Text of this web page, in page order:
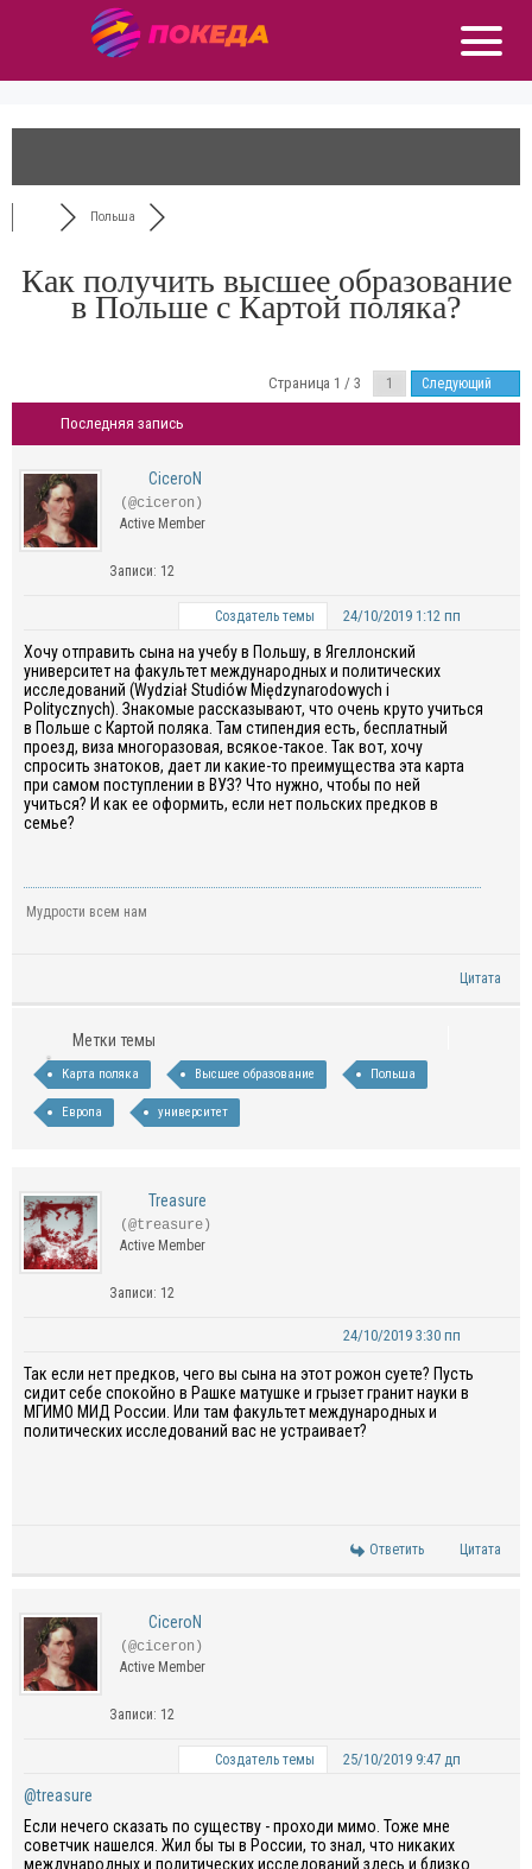
Польша
Как получить высшее образование
в Польше с Картой поляка?
Страница 1 / 3 Следующий
Последняя запись
CiceroN
(@ciceron)
Active Member
Записи: 12
Создатель темы 24/10/2019 1:12 пп
Хочу отправить сына на учебу в Польшу, в Ягеллонский
университет на факультет международных и политических
исследований (Wydział Studiów Międzynarodowych i
Politycznych). Знакомые рассказывают, что очень круто учиться
в Польше с Картой поляка. Там стипендия есть, бесплатный
проезд, виза многоразовая, всякое-такое. Так вот, хочу
спросить знатоков, дает ли какие-то преимущества эта карта
при самом поступлении в ВУЗ? Что нужно, чтобы по ней
учиться? И как ее оформить, если нет польских предков в
семье?
Мудрости всем нам
Цитата
Метки темы
Карта поляка Высшее образование Польша
Европа университет
Treasure
(@treasure)
Active Member
Записи: 12
24/10/2019 3:30 пп
Так если нет предков, чего вы сына на этот рожон суете? Пусть
сидит себе спокойно в Рашке матушке и грызет гранит науки в
МГИМО МИД России. Или там факультет международных и
политических исследований вас не устраивает?
Ответить Цитата
CiceroN
(@ciceron)
Active Member
Записи: 12
Создатель темы 25/10/2019 9:47 дп
@treasure
Если нечего сказать по существу - проходи мимо. Тоже мне
советчик нашелся. Жил бы ты в России, то знал, что никаких
международных и политических исследований здесь и близко